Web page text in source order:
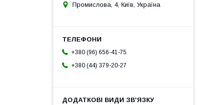
Промислова, 4, Київ, Україна
+380 (96) 656-41-75
+380 (44) 379-20-27